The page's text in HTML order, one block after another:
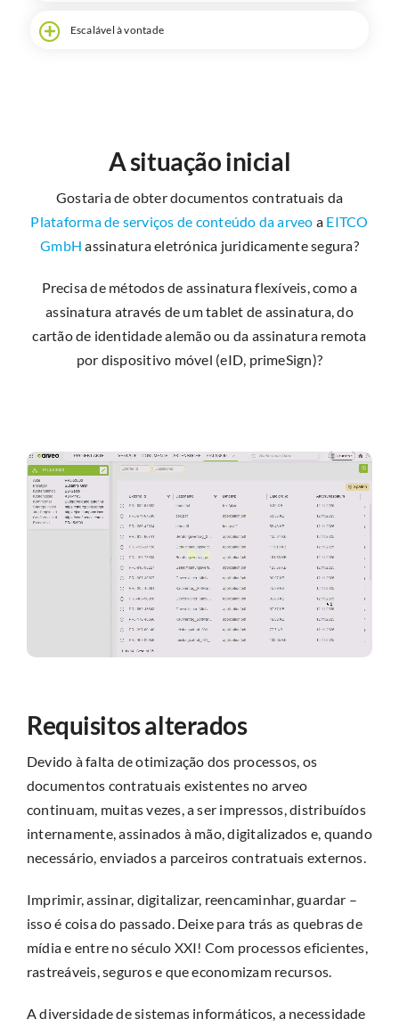
Escalável à vontade
A situação inicial
Gostaria de obter documentos contratuais da
Plataforma de serviços de conteúdo da arveo a EITCO
GmbH assinatura eletrónica juridicamente segura?
Precisa de métodos de assinatura flexíveis, como a
assinatura através de um tablet de assinatura, do
cartão de identidade alemão ou da assinatura remota
por dispositivo móvel (eID, primeSign)?
Requisitos alterados
Devido à falta de otimização dos processos, os
documentos contratuais existentes no arveo
continuam, muitas vezes, a ser impressos, distribuídos
internamente, assinados à mão, digitalizados e, quando
necessário, enviados a parceiros contratuais externos.
Imprimir, assinar, digitalizar, reencaminhar, guardar –
isso é coisa do passado. Deixe para trás as quebras de
mídia e entre no século XXI! Com processos eficientes,
rastreáveis, seguros e que economizam recursos.
A diversidade de sistemas informáticos, a necessidade